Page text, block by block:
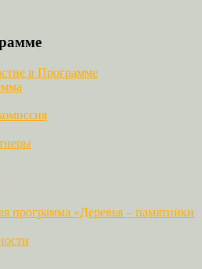
в Программе
программа «Деревья – памятники